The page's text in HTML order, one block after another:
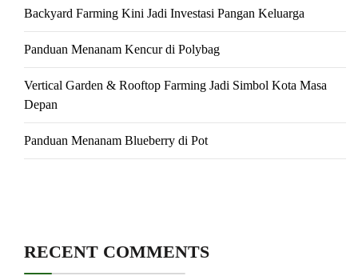
Backyard Farming Kini Jadi Investasi Pangan Keluarga
Panduan Menanam Kencur di Polybag
Vertical Garden & Rooftop Farming Jadi Simbol Kota Masa
Depan
Panduan Menanam Blueberry di Pot
RECENT COMMENTS